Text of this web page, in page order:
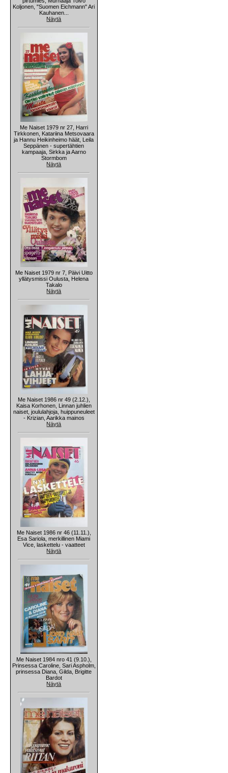
Koljonen, "Suomen Eichmann" Ari
Kauhanen...
Näytä
Me Naiset 1979 nr 27, Harri
Tirkkonen, Katariina Metsovaara
ja Hannu Heikinheimo häät, Leila
Seppänen - supertähtien
kampaaja, Sirkka ja Aarno
Stormbom
Näytä
Me Naiset 1979 nr 7, Päivi Uitto
yllätysmissi Oulusta, Helena
Takalo
Näytä
Me Naiset 1986 nr 49 (2.12.),
Kaisa Korhonen, Linnan juhlien
naiset, joululahjoja, huippuneuleet
- Krizian, Aarikka mainos
Näytä
Me Naiset 1986 nr 46 (11.11.),
Esa Sariola, merkillinen Miami
Vice, laskettelu - vaatteet
Näytä
Me Naiset 1984 nro 41 (9.10.),
Prinsessa Caroline, Sari Aspholm,
prinsessa Diana, Gilda, Brigitte
Bardot
Näytä